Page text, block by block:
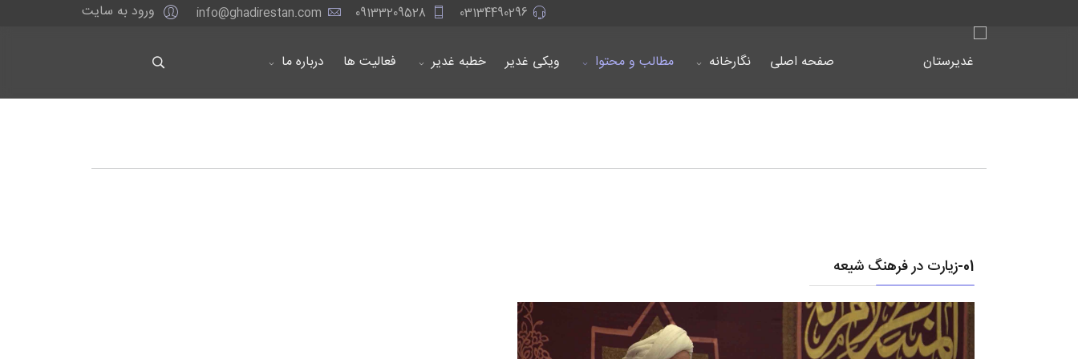
ورود به سایت 03134490296
09133209528
info@ghadirestan.com
صفحه اصلی نگارخانه مطالب و محتوا ویکی غدیر خطبه غدیر فعالیت ها درباره ما
01-زیارت در فرهنگ شیعه